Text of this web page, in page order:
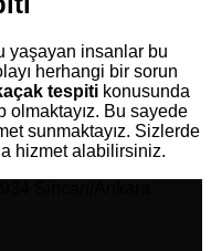
yaşayan insanlar bu
herhangi bir sorun
tespiti konusunda
olmaktayız. Bu sayede
sunmaktayız. Sizlerde
hizmet alabilirsiniz.